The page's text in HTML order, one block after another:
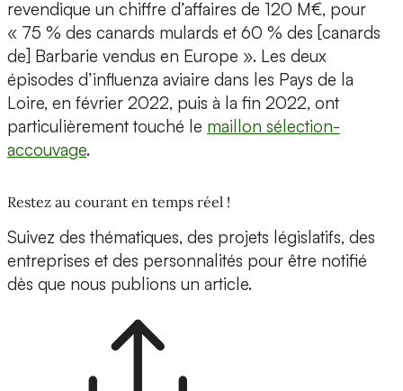
revendique un chiffre d’affaires de 120 M€, pour
« 75 % des canards mulards et 60 % des [canards
de] Barbarie vendus en Europe ». Les deux
épisodes d’influenza aviaire dans les Pays de la
Loire, en février 2022, puis à la fin 2022, ont
particulièrement touché le maillon sélection-
accouvage.
Restez au courant en temps réel !
Suivez des thématiques, des projets législatifs, des
entreprises et des personnalités pour être notifié
dès que nous publions un article.